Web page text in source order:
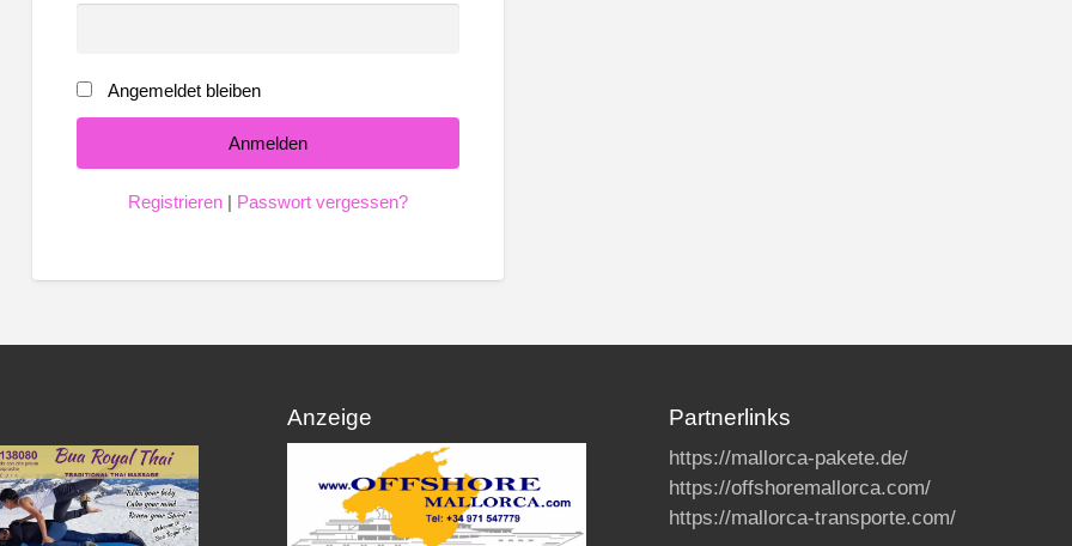
Angemeldet bleiben
Registrieren Passwort vergessen?
Anzeige Partnerlinks
https://mallorca-pakete.de/
https://offshoremallorca.com/
https://mallorca-transporte.com/